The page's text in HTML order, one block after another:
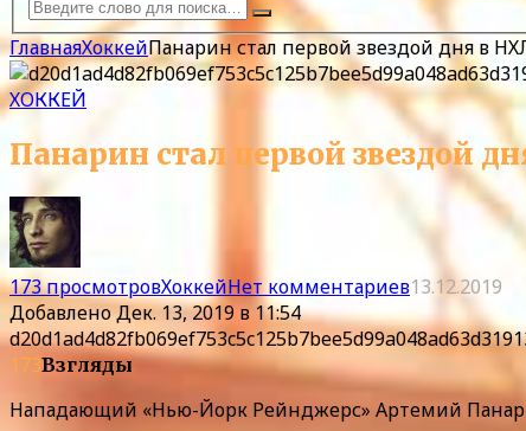
ГлавнаяХоккейПанарин стал первой звездой дня в
ХОККЕЙ
Панарин стал первой звездой
173 просмотровХоккейНет комментариев13.12.2019
ДобавленоДек. 13, 2019 в 11:54
173Взгляды
Нападающий «Нью-Йорк Рейнджерс» Артемий